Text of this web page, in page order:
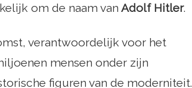
om de naam van Adolf Hitler.
verantwoordelijk voor het
mensen onder zijn
figuren van de moderniteit.